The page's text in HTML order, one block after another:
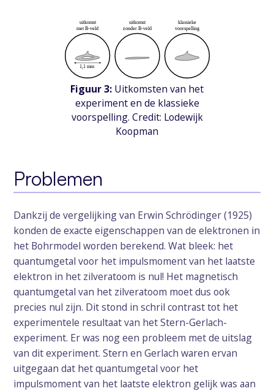
Figuur 3: Uitkomsten van het
experiment en de klassieke
voorspelling. Credit: Lodewijk
Koopman
Problemen
Dankzij de vergelijking van Erwin Schrödinger (1925)
konden de exacte eigenschappen van de elektronen in
het Bohrmodel worden berekend. Wat bleek: het
quantumgetal voor het impulsmoment van het laatste
elektron in het zilveratoom is nul! Het magnetisch
quantumgetal van het zilveratoom moet dus ook
precies nul zijn. Dit stond in schril contrast tot het
experimentele resultaat van het Stern-Gerlach-
experiment. Er was nog een probleem met de uitslag
van dit experiment. Stern en Gerlach waren ervan
uitgegaan dat het quantumgetal voor het
impulsmoment van het laatste elektron gelijk was aan